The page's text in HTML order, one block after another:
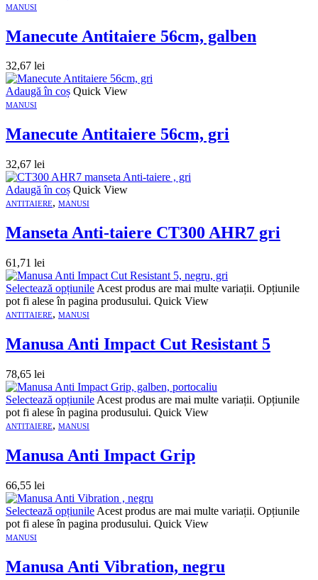
MANUSI
Manecute Antitaiere 56cm, galben
32,67 lei
Adaugă în coș Quick View
MANUSI
Manecute Antitaiere 56cm, gri
32,67 lei
Adaugă în coș Quick View
ANTITAIERE, MANUSI
Manseta Anti-taiere CT300 AHR7 gri
61,71 lei
Selectează opțiunile Acest produs are mai multe variații. Opțiunile
pot fi alese în pagina produsului. Quick View
ANTITAIERE, MANUSI
Manusa Anti Impact Cut Resistant 5
78,65 lei
Selectează opțiunile Acest produs are mai multe variații. Opțiunile
pot fi alese în pagina produsului. Quick View
ANTITAIERE, MANUSI
Manusa Anti Impact Grip
66,55 lei
Selectează opțiunile Acest produs are mai multe variații. Opțiunile
pot fi alese în pagina produsului. Quick View
MANUSI
Manusa Anti Vibration, negru